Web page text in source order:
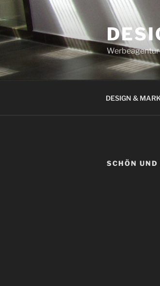
Inhalt
springen
DESIGN &
SCHÖN